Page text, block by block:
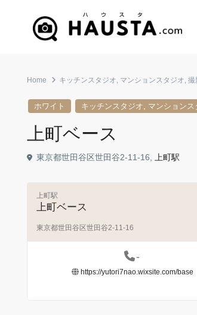
Home キッチンスタジオ, マンションスタジオ,撮
ホワイト キッチンスタジオ マンションス
上町ベース
東京都世田谷区世田谷2-11-16, 上町駅
上町駅
上町ベース
東京都世田谷区世田谷2-11-16
-
https://yutori7nao.wixsite.com/base